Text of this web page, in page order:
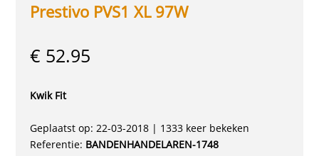
Prestivo PVS1 XL 97W
€ 52.95
Kwik Fit
Geplaatst op: 22-03-2018 | 1333 keer bekeken
Referentie: BANDENHANDELAREN-1748